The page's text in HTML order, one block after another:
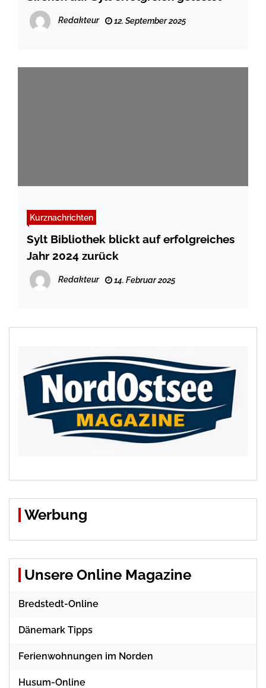
Redakteur 12. September 2025
Kurznachrichten
Sylt Bibliothek blickt auf erfolgreiches
Jahr 2024 zurück
Redakteur 14. Februar 2025
Werbung
Unsere Online Magazine
Bredstedt-Online
Dänemark Tipps
Ferienwohnungen im Norden
Husum-Online